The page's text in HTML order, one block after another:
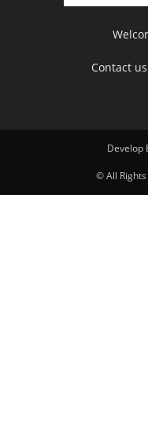
Contact
Develop
© All Rights